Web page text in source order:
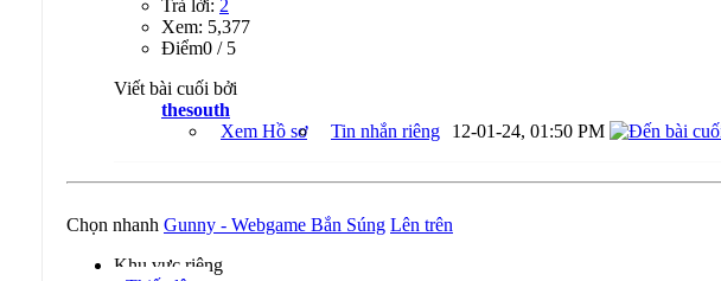
Trả lời: 2
Xem: 5,377
Ðiểm0 / 5
Viết bài cuối bởi
thesouth
Xem Hồ sơ
Tin nhắn riêng 12-01-24, 01:50 PM
Chọn nhanh Gunny - Webgame Bắn Súng Lên trên
Khu vực riêng